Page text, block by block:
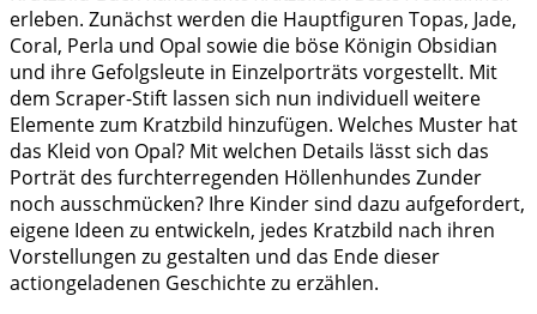
erleben. Zunächst werden die Hauptfiguren Topas, Jade,
Coral, Perla und Opal sowie die böse Königin Obsidian
und ihre Gefolgsleute in Einzelporträts vorgestellt. Mit
dem Scraper-Stift lassen sich nun individuell weitere
Elemente zum Kratzbild hinzufügen. Welches Muster hat
das Kleid von Opal? Mit welchen Details lässt sich das
Porträt des furchterregenden Höllenhundes Zunder
noch ausschmücken? Ihre Kinder sind dazu aufgefordert,
eigene Ideen zu entwickeln, jedes Kratzbild nach ihren
Vorstellungen zu gestalten und das Ende dieser
actiongeladenen Geschichte zu erzählen.